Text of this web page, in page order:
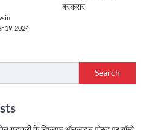
बरकरार
19, 2024
Search